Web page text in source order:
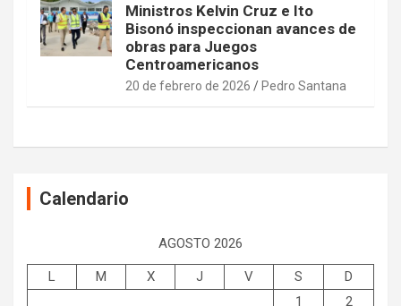
Ministros Kelvin Cruz e Ito
Bisonó inspeccionan avances de
obras para Juegos
Centroamericanos
20 de febrero de 2026 Pedro Santana
Calendario
AGOSTO 2026
L M X J V S
D
1
2